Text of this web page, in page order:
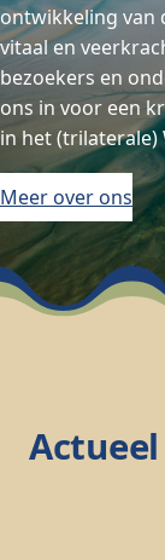
ontwikkeling van
vitaal en
bezoekers en
ons in voor een
in het (trilaterale)
Meer over ons
Actueel